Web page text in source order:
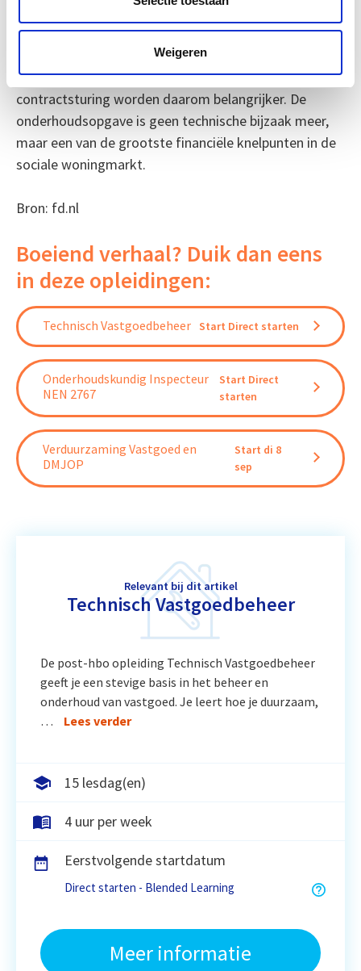
Weigeren
steeds vaker de haalbaarheid van investeringsplannen
bepaalt. Betere data, realistischer
meerjarenonderhoudsplannen en strakkere
contractsturing worden daarom belangrijker. De
onderhoudsopgave is geen technische bijzaak meer,
maar een van de grootste financiële knelpunten in de
sociale woningmarkt.
Bron: fd.nl
Boeiend verhaal? Duik dan eens
in deze opleidingen:
Technisch Vastgoedbeheer Start Direct starten
Onderhoudskundig Inspecteur
NEN 2767
Start Direct
starten
Verduurzaming Vastgoed en
DMJOP
Start di 8
sep
Relevant bij dit artikel
Technisch Vastgoedbeheer
De post-hbo opleiding Technisch Vastgoedbeheer
geeft je een stevige basis in het beheer en
onderhoud van vastgoed. Je leert hoe je duurzaam,
…
Lees verder
15 lesdag(en)
4 uur per week
Eerstvolgende startdatum
Direct starten - Blended Learning
Meer informatie